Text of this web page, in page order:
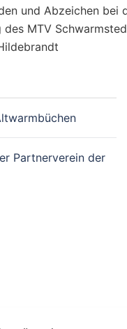
und Abzeichen bei
MTV
Partnerverein der